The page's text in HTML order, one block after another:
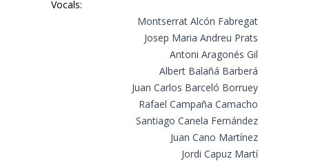
Vocals:
Montserrat Alcón Fabregat
Josep Maria Andreu Prats
Antoni Aragonés Gil
Albert Balañá Barberá
Juan Carlos Barceló Borruey
Rafael Campaña Camacho
Santiago Canela Fernández
Juan Cano Martínez
Jordi Capuz Martí